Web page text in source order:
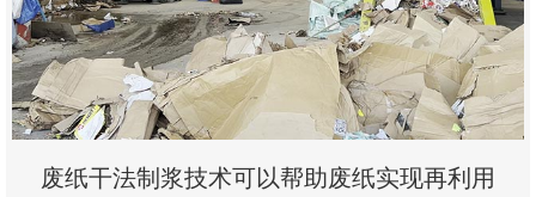
废纸干法制浆技术可以帮助废纸实现再利用